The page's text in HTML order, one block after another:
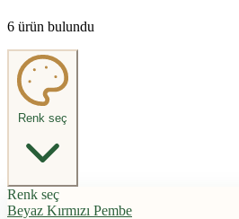
6 ürün bulundu
Renk seç
Renk seç
Beyaz Kırmızı Pembe